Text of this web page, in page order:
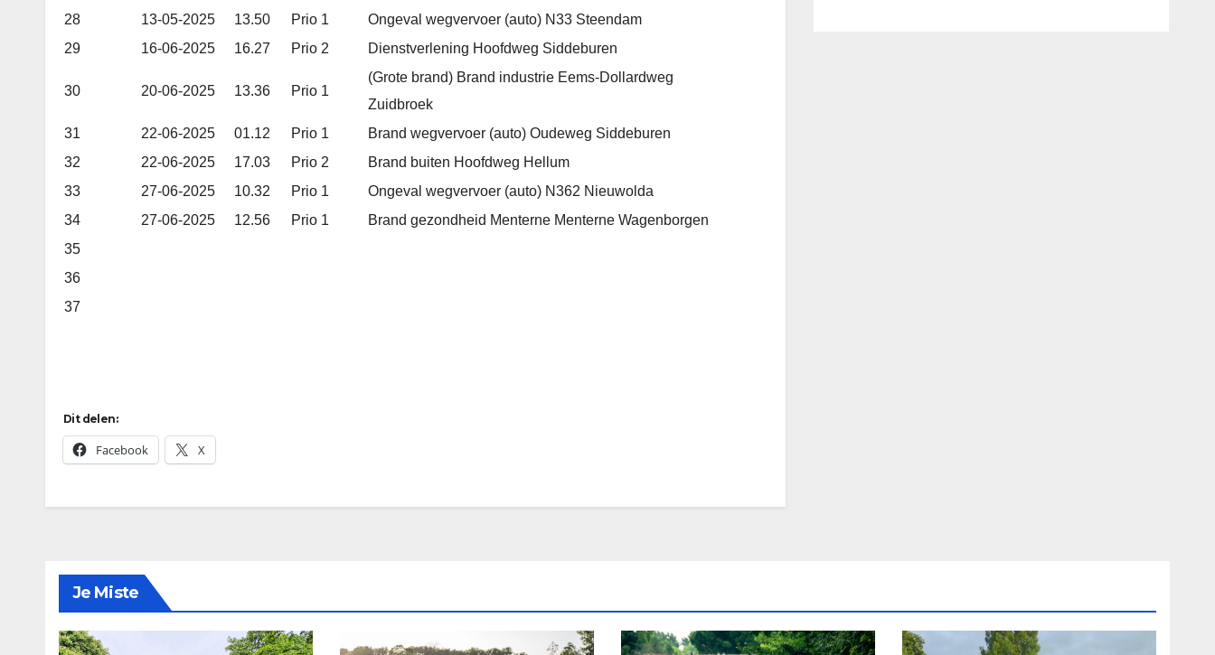
28
13-05-2025 13.50 Prio 1
Ongeval wegvervoer (auto) N33 Steendam
29
16-06-2025 16.27 Prio 2 Dienstverlening Hoofdweg Siddeburen
30 20-06-2025 13.36 Prio 1
(Grote brand) Brand industrie Eems-Dollardweg
Zuidbroek
31
22-06-2025 01.12 Prio 1
Brand wegvervoer (auto) Oudeweg Siddeburen
32
22-06-2025 17.03 Prio 2
Brand buiten Hoofdweg Hellum
33
27-06-2025 10.32 Prio 1
Ongeval wegvervoer (auto) N362 Nieuwolda
34
27-06-2025 12.56 Prio 1
Brand gezondheid Menterne Menterne Wagenborgen
35
36
37
Dit delen:
Facebook X
Je Miste